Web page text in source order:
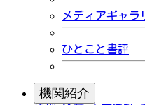
メディアギャラ
ひとこと書評
機関紹介